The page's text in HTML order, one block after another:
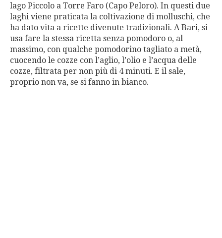
lago Piccolo a Torre Faro (Capo Peloro). In questi due
laghi viene praticata la coltivazione di molluschi, che
ha dato vita a ricette divenute tradizionali. A Bari, si
usa fare la stessa ricetta senza pomodoro o, al
massimo, con qualche pomodorino tagliato a metà,
cuocendo le cozze con l’aglio, l’olio e l’acqua delle
cozze, filtrata per non più di 4 minuti. E il sale,
proprio non va, se si fanno in bianco.